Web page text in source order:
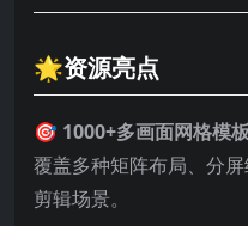
🌟资源亮点
🎯 1000+多画面网格模板
覆盖多种矩阵布局、分
剪辑场景。